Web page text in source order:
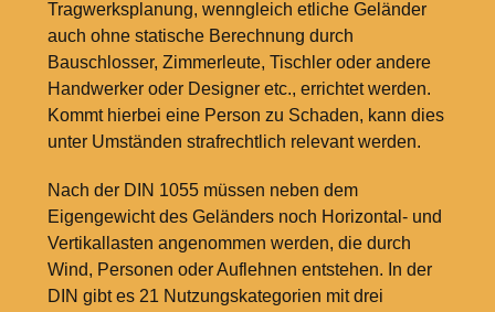
Tragwerksplanung, wenngleich etliche Geländer
auch ohne statische Berechnung durch
Bauschlosser, Zimmerleute, Tischler oder andere
Handwerker oder Designer etc., errichtet werden.
Kommt hierbei eine Person zu Schaden, kann dies
unter Umständen strafrechtlich relevant werden.
Nach der DIN 1055 müssen neben dem
Eigengewicht des Geländers noch Horizontal- und
Vertikallasten angenommen werden, die durch
Wind, Personen oder Auflehnen entstehen. In der
DIN gibt es 21 Nutzungskategorien mit drei